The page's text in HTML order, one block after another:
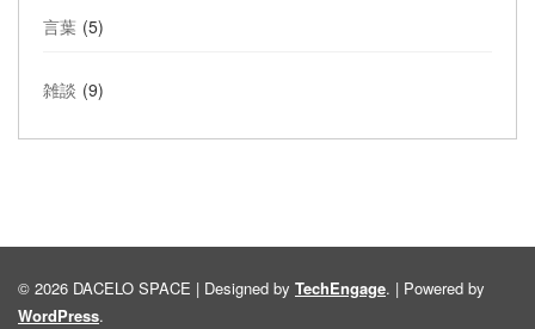
言葉 (5)
雑談 (9)
© 2026 DACELO SPACE | Designed by TechEngage. | Powered by
WordPress.